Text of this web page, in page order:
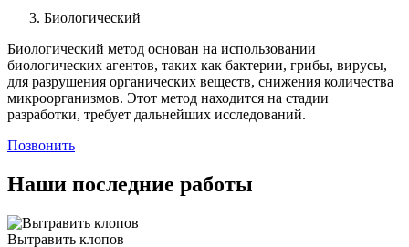
Биологический
Биологический метод основан на использовании
биологических агентов, таких как бактерии, грибы, вирусы,
для разрушения органических веществ, снижения количества
микроорганизмов. Этот метод находится на стадии
разработки, требует дальнейших исследований.
Позвонить
Наши последние работы
Вытравить клопов